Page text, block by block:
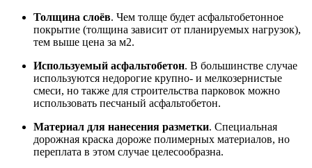
Толщина слоёв. Чем толще будет асфальтобетонное
покрытие (толщина зависит от планируемых нагрузок),
тем выше цена за м2.
Используемый асфальтобетон. В большинстве случае
используются недорогие крупно- и мелкозернистые
смеси, но также для строительства парковок можно
использовать песчаный асфальтобетон.
Материал для нанесения разметки. Специальная
дорожная краска дороже полимерных материалов, но
переплата в этом случае целесообразна.